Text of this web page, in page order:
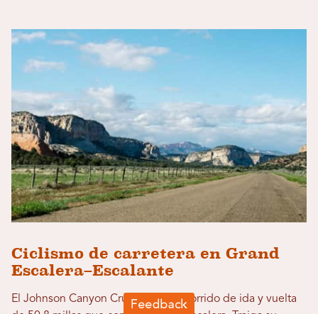
Ciclismo de carretera en Grand
Escalera–Escalante
El Johnson Canyon Cruise es un recorrido de ida y vuelta